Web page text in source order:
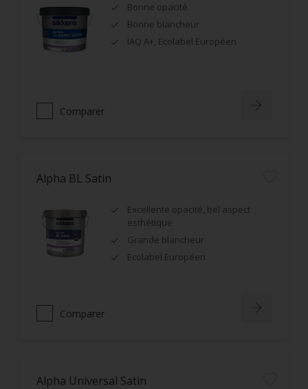
Bonne opacité
Bonne blancheur
IAQ A+, Ecolabel Européen
Comparer
Alpha BL Satin
Excellente opacité, bel aspect
esthétique
Grande blancheur
Ecolabel Européen
Comparer
Alpha Universal Satin